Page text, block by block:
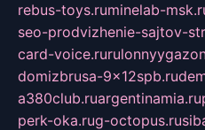
rebus-toys.ruminelab-
seo-prodvizhenie-sajtov-
card-voice.ru
domizbrusa-9x12spb.ru
a380club.ruargentinamia.ru
perk-oka.rug-octopus.ru